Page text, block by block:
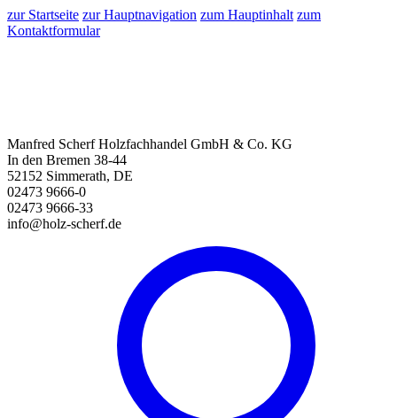
zur Startseite zur Hauptnavigation zum Hauptinhalt zum
Kontaktformular
Manfred Scherf Holzfachhandel GmbH & Co. KG
In den Bremen 38-44
52152 Simmerath, DE
02473 9666-0
02473 9666-33
info@holz-scherf.de